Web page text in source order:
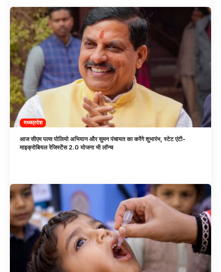
मध्यप्रदेश
आज सीएम पल्स पोलियो अभियान और सुमन पंचायत का करेंगे शुभारंभ, स्टेट एंटी-
माइक्रोबियल रेजिस्टेंस 2.0 योजना भी लॉन्च